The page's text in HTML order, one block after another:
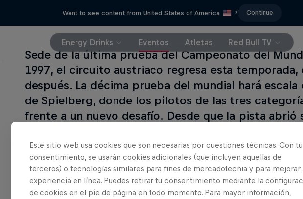
Want to see content from United States of America ? Continue
Energy Drinks Eventos Atletas Red Bull TV
Sede de la última prueba del Campeonato del
1997, el circuito austriaco regresa esta temporada,
después. La décima prueba del mundial hará escala
de Spielberg, donde los pilotos de las tres
frente a un nuevo desafío. Desde que la pista abrió
2011, el Red Bull Ring ha acogido la Fórmula 1,
Race.
Part of this event
Este sitio web usa cookies que son necesarias por cuestiones técnicas. Con tu
consentimiento, se usarán cookies adicionales (que incluyen aquellas de
terceros) o tecnologías similares para fines de mercadotecnia y para mejorar
experiencia en línea. Puedes retirar tu consentimiento mediante la
de cookies en el pie de página en todo momento. Para mayor información,